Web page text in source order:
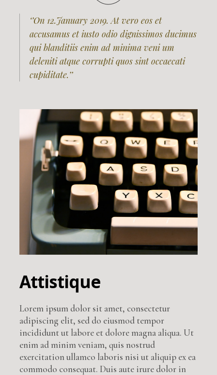
‘’On 12.January 2019. At vero eos et
accusamus et iusto odio dignissimos ducimus
qui blanditiis enim ad minima veni um
deleniti atque corrupti quos sint occaecati
cupiditate.’’
Attistique
Lorem ipsum dolor sit amet, consectetur
adipiscing elit, sed do eiusmod tempor
incididunt ut labore et dolore magna aliqua. Ut
enim ad minim veniam, quis nostrud
exercitation ullamco laboris nisi ut aliquip ex ea
commodo consequat. Duis aute irure dolor in